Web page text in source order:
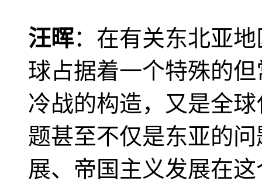
汪晖：在有关东北亚
球占据着一个特殊的
冷战的构造，又是全
题甚至不仅是东亚的
展、帝国主义发展在